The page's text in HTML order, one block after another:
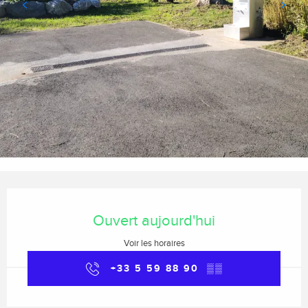
Ouvert aujourd'hui
Voir les horaires
+33 5 59 88 90 ▒▒